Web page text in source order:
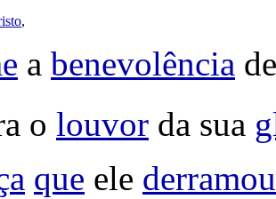
,
a benevolência
o louvor da sua
que ele derramou